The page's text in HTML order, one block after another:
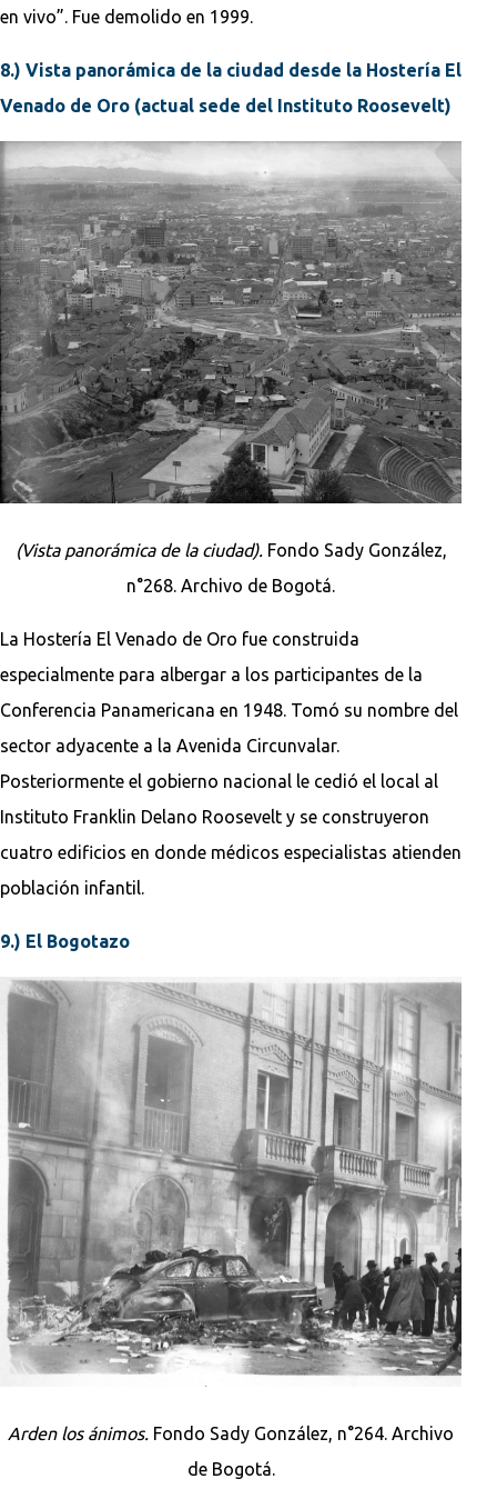
en vivo”. Fue demolido en 1999.
8.) Vista panorámica de la ciudad desde la Hostería El
Venado de Oro (actual sede del Instituto Roosevelt)
(Vista panorámica de la ciudad).Fondo Sady González,
n°268. Archivo de Bogotá.
La Hostería El Venado de Oro fue construida
especialmente para albergar a los participantes de la
Conferencia Panamericana en 1948. Tomó su nombre del
sector adyacente a la Avenida Circunvalar.
Posteriormente el gobierno nacional le cedió el local al
Instituto Franklin Delano Roosevelt y se construyeron
cuatro edificios en donde médicos especialistas atienden
población infantil.
9.) El Bogotazo
Arden los ánimos. Fondo Sady González, n°264. Archivo
de Bogotá.